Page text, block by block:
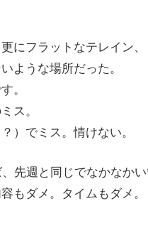
にフラットなテレイン
ような場所だった。
。
ス。
）でミス。情けない。
先週と同じでなかなかい
もダメ。タイムもダメ。